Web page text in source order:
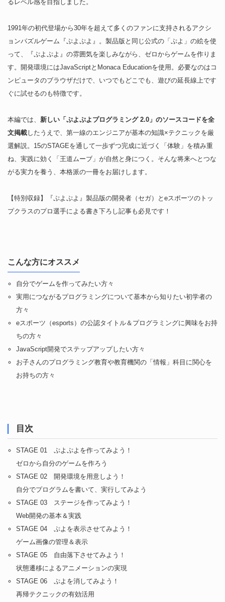
るレベル感を目指しました。
1991年の初代登場から30年を超えて多くのファンに支持されるアクシ
ョンパズルゲーム『ぷよぷよ』。製品版と同じ公式の「ぷよ」の絵を使
って、『ぷよぷよ』の雰囲気を楽しみながら、ゼロからゲームを作りま
す。開発環境にはJavaScriptとMonaca Educationを使用。必要なのはコ
ンピュータのブラウザだけで、いつでもどこでも、遊びの延長線上です
ぐに試せるのも特徴です。
本編では、 新しい「ぷよぷよプログラミング 2.0」のソースコードを全
文掲載したうえで、第一線のエンジニアが基本の知識×テクニックを厳
選解説。15のSTAGEを通して一歩ずつ完成に近づく「体験」を積み重
ね、実践に効く「王道ムーブ」が自然と身につく。そんな将来へとつな
がる実力を養う、本格派の一冊をお届けします。
【特別収録】『ぷよぷよ』製品版の開発者（セガ）とeスポーツのトッ
プクラスのプロ選手による書き下ろし記事も必見です！
こんな方にオススメ
自分でゲームを作ってみたい方々
実用につながるプログラミングについて基本から知りたい初学者の
方々
eスポーツ（esports）の公認タイトル＆プログラミングに興味をお持
ちの方々
JavaScript開発でステップアップしたい方々
お子さんのプログラミング教育や教育機関の「情報」科目に関心を
お持ちの方々
目次
STAGE 01 ぷよぷよを作ってみよう！
ゼロから自分のゲームを作ろう
STAGE 02 開発環境を用意しよう！
自分でプログラムを書いて、実行してみよう
STAGE 03 ステージを作ってみよう！
Web開発の基本＆実践
STAGE 04 ぷよを表示させてみよう！
ゲーム画像の管理＆表示
STAGE 05 自由落下させてみよう！
状態遷移によるアニメーションの実現
STAGE 06 ぷよを消してみよう！
再帰テクニックの有効活用